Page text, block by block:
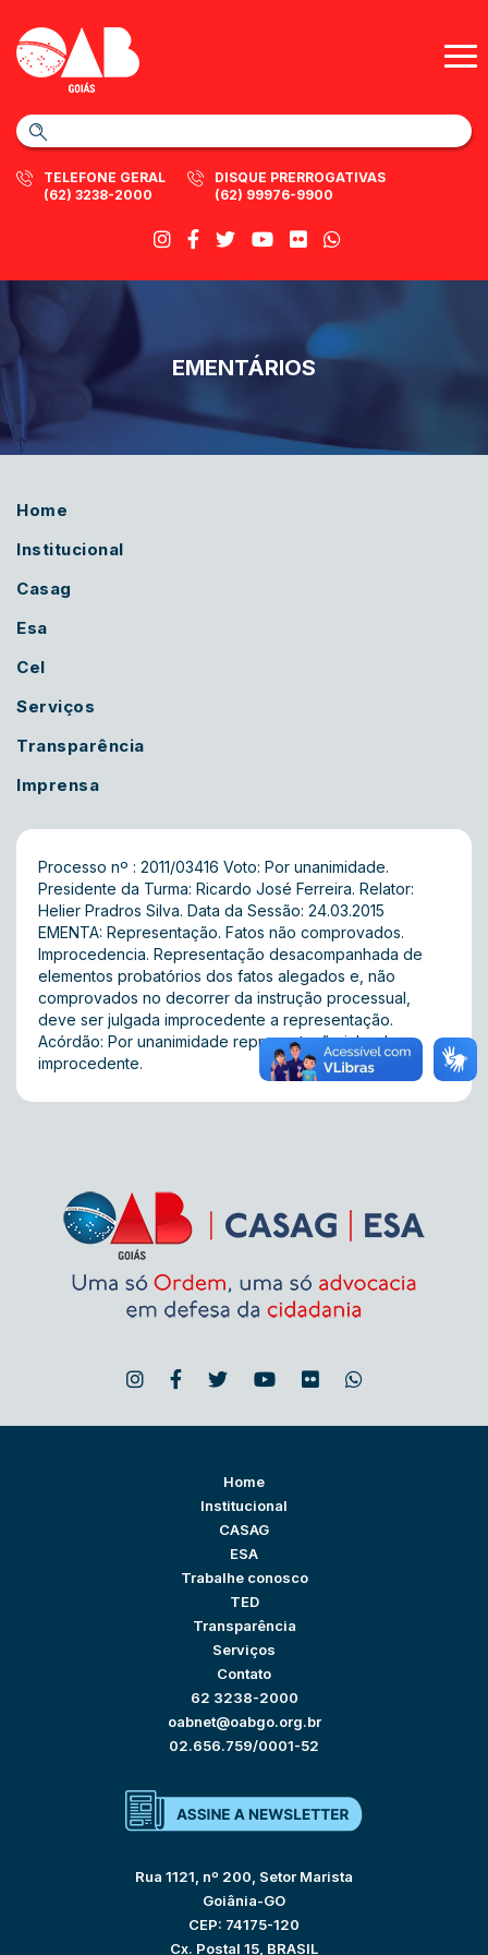
TELEFONE GERAL
(62) 3238-2000
DISQUE PRERROGATIVAS
(62) 99976-9900
EMENTÁRIOS
Home
Institucional
Casag
Esa
Cel
Serviços
Transparência
Imprensa
Processo nº : 2011/03416 Voto: Por unanimidade.
Presidente da Turma: Ricardo José Ferreira. Relator:
Helier Pradros Silva. Data da Sessão: 24.03.2015
EMENTA: Representação. Fatos não comprovados.
Improcedencia. Representação desacompanhada de
elementos probatórios dos fatos alegados e, não
comprovados no decorrer da instrução processual,
deve ser julgada improcedente a representação.
Acórdão: Por unanimidade representação julgada
improcedente.
Home
Institucional
CASAG
ESA
Trabalhe conosco
TED
Transparência
Serviços
Contato
62 3238-2000
oabnet@oabgo.org.br
02.656.759/0001-52
Rua 1121, nº 200, Setor Marista
Goiânia-GO
CEP: 74175-120
Cx. Postal 15, BRASIL